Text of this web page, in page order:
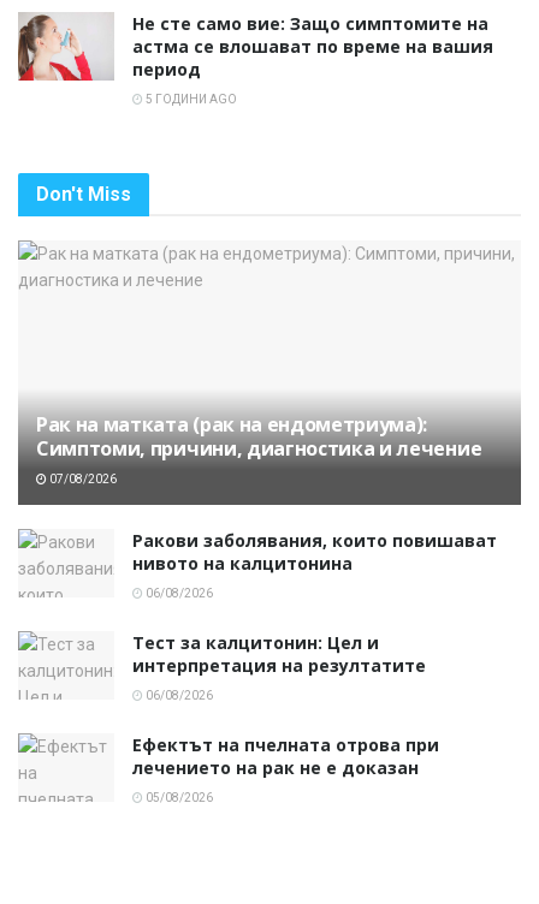
Не сте само вие: Защо симптомите на
астма се влошават по време на вашия
период
5 ГОДИНИ AGO
Don't Miss
Рак на матката (рак на ендометриума):
Симптоми, причини, диагностика и лечение
07/08/2026
Ракови заболявания, които повишават
нивото на калцитонина
06/08/2026
Тест за калцитонин: Цел и
интерпретация на резултатите
06/08/2026
Ефектът на пчелната отрова при
лечението на рак не е доказан
05/08/2026